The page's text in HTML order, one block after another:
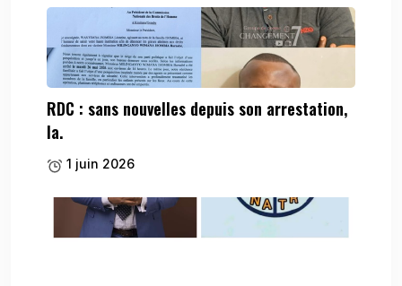
RDC : sans nouvelles depuis son arrestation,
la.
1 juin 2026